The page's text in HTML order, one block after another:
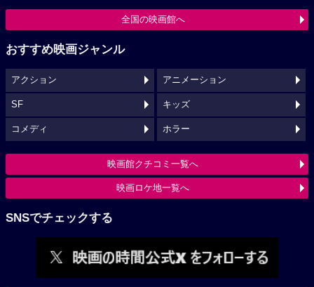
全国の映画館へ
おすすめ映画ジャンル
アクション アニメーション
SF キッズ
コメディ ホラー
映画館クチコミ一覧へ
映画ロケ地一覧へ
SNSでチェックする